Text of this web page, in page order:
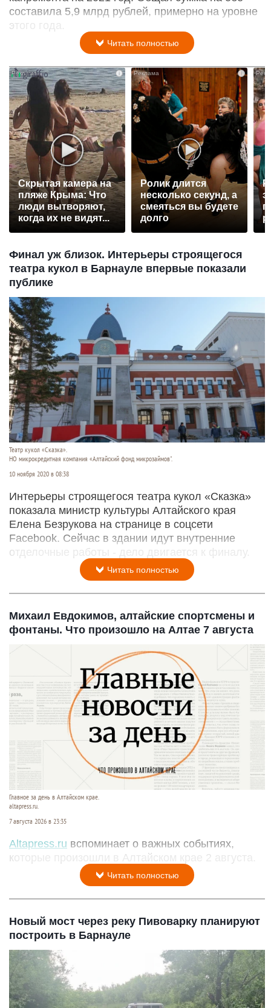
составила 5,9 млрд рублей, примерно на уровне
этого года.
Читать полностью
i
Скрытая камера на
пляже Крыма: Что
люди вытворяют,
когда их не видят...
i
Ролик длится
несколько секунд, а
смеяться вы будете
долго
Финал уж близок. Интерьеры строящегося
театра кукол в Барнауле впервые показали
публике
Театр кукол «Сказка».
НО микрокредитная компания «Алтайский фонд микрозаймов".
10 ноября 2020 в 08:38
Интерьеры строящегося театра кукол «Сказка»
показала министр культуры Алтайского края
Елена Безрукова на странице в соцсети
Facebook. Сейчас в здании идут внутренние
отделочные работы - дело двигается к финалу.
Читать полностью
Михаил Евдокимов, алтайские спортсмены и
фонтаны. Что произошло на Алтае 7 августа
Главное за день в Алтайском крае.
altapress.ru.
7 августа 2026 в 23:35
Altapress.ru вспоминает о важных событиях,
которые произошли в Алтайском крае 2 августа.
Читать полностью
Новый мост через реку Пивоварку планируют
построить в Барнауле